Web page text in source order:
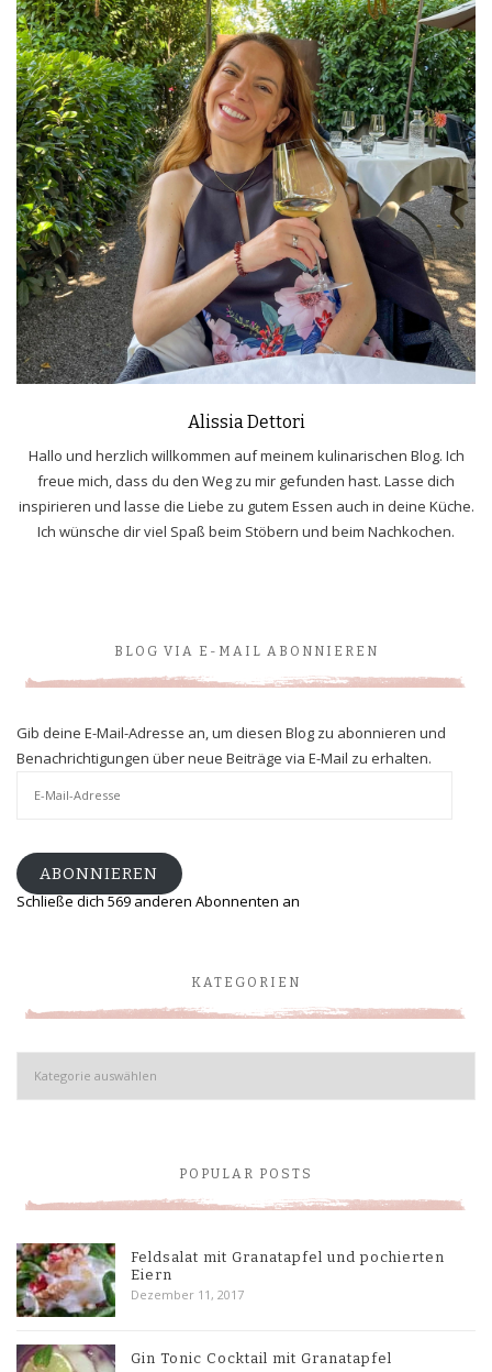
Alissia Dettori
Hallo und herzlich willkommen auf meinem kulinarischen Blog. Ich
freue mich, dass du den Weg zu mir gefunden hast. Lasse dich
inspirieren und lasse die Liebe zu gutem Essen auch in deine Küche.
Ich wünsche dir viel Spaß beim Stöbern und beim Nachkochen.
BLOG VIA E-MAIL ABONNIEREN
Gib deine E-Mail-Adresse an, um diesen Blog zu abonnieren und
Benachrichtigungen über neue Beiträge via E-Mail zu erhalten.
ABONNIEREN
Schließe dich 569 anderen Abonnenten an
KATEGORIEN
Kategorien
POPULAR POSTS
Feldsalat mit Granatapfel und pochierten
Eiern
Dezember 11, 2017
Gin Tonic Cocktail mit Granatapfel